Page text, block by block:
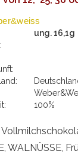
ung. 16,1g
100%
WALNÜSSE,